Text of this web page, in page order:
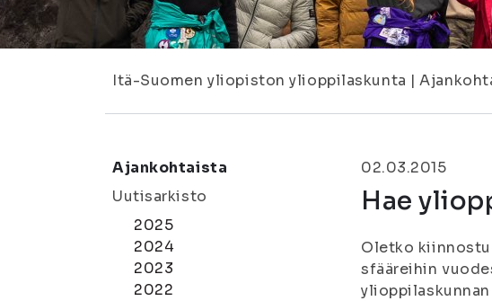
Itä-Suomen yliopiston ylioppilaskunta |
Ajankohtaista
Uutisarkisto
2025
2024
2023
2022
02.03.2015
Hae
Oletko
sfääreihin